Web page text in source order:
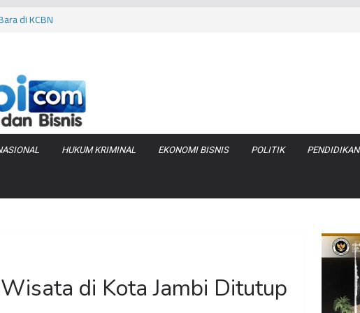
Zenix di
HUKUM KRIMINAL EKONOMI BISNIS POLITIK PENDIDIKAN
di Kota Jambi Ditutup